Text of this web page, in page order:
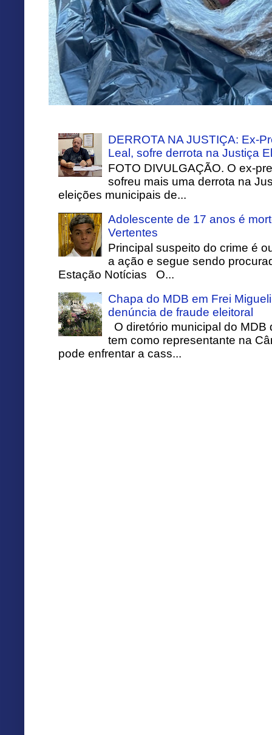
DERROTA NA JUSTIÇA: Ex-
Leal, sofre derrota na Justiça
FOTO DIVULGAÇÃO. O ex-
sofreu mais uma derrota na
eleições municipais de...
Adolescente de 17 anos é
Vertentes
Principal suspeito do crime é
a ação e segue sendo
Estação Notícias O...
Chapa do MDB em Frei
denúncia de fraude eleitoral
O diretório municipal do
tem como representante na
pode enfrentar a cass...